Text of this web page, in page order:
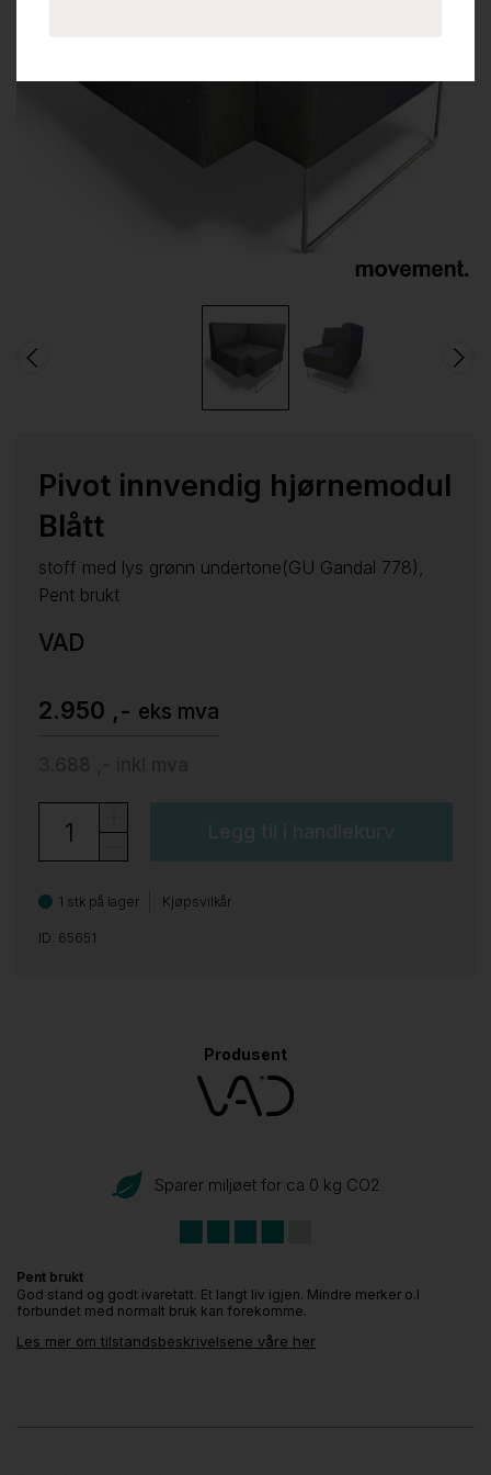
Pivot innvendig hjørnemodul
Blått
stoff med lys grønn undertone(GU Gandal 778),
Pent brukt
VAD
2.950 ,- eks mva
Legg til i handlekurv
1 stk på lager Kjøpsvilkår
ID: 65651
Produsent
Sparer miljøet for ca 0 kg CO2
Pent brukt
God stand og godt ivaretatt. Et langt liv igjen. Mindre merker o.l
forbundet med normalt bruk kan forekomme.
Les mer om tilstandsbeskrivelsene våre her